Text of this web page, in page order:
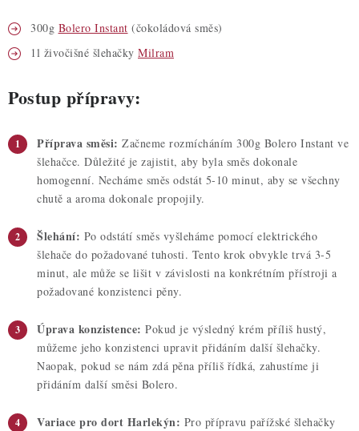
300g Bolero Instant (čokoládová směs)
1l živočišné šlehačky Milram
Postup přípravy:
Příprava směsi: Začneme rozmícháním 300g Bolero Instant ve
šlehačce. Důležité je zajistit, aby byla směs dokonale
homogenní. Necháme směs odstát 5-10 minut, aby se všechny
chutě a aroma dokonale propojily.
Šlehání: Po odstátí směs vyšleháme pomocí elektrického
šlehače do požadované tuhosti. Tento krok obvykle trvá 3-5
minut, ale může se lišit v závislosti na konkrétním přístroji a
požadované konzistenci pěny.
Úprava konzistence: Pokud je výsledný krém příliš hustý,
můžeme jeho konzistenci upravit přidáním další šlehačky.
Naopak, pokud se nám zdá pěna příliš řídká, zahustíme ji
přidáním další směsi Bolero.
Variace pro dort Harlekýn: Pro přípravu pařížské šlehačky